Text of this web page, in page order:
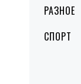
РАЗНОЕ
СПОРТ